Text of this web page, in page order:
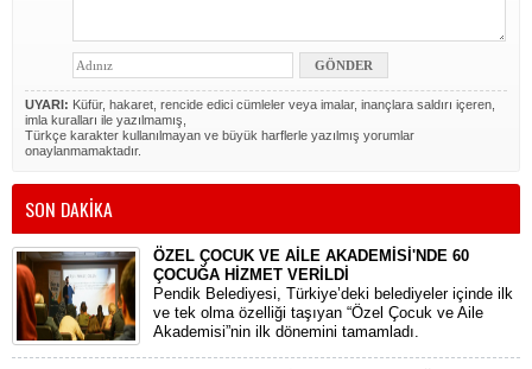
UYARI: Küfür, hakaret, rencide edici cümleler veya imalar, inançlara saldırı içeren,
imla kuralları ile yazılmamış,
Türkçe karakter kullanılmayan ve büyük harflerle yazılmış yorumlar
onaylanmamaktadır.
SON DAKİKA
ÖZEL ÇOCUK VE AİLE AKADEMİSİ'NDE 60
ÇOCUĞA HİZMET VERİLDİ
Pendik Belediyesi, Türkiye’deki belediyeler içinde ilk
ve tek olma özelliği taşıyan “Özel Çocuk ve Aile
Akademisi”nin ilk dönemini tamamladı.